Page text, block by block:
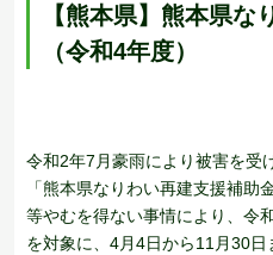
【熊本県】熊本県な
（令和4年度）
令和2年7月豪雨により被害を受
「熊本県なりわい再建支援補助
等やむを得ない事情により、令
を対象に、4月4日から11月30